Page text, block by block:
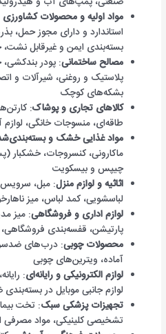
مواد اولیه و محصولات
استاندارد و دارای مجوز حمل،
بسته‌بندی ایمن و غیرقابل
مصالح ساختمانی: پودر
پلاستیک و روغنی، شیرآلات و
بشکه‌های کوچک
کالاهای تجاری و پوشاک:
طاقه‌ای، منسوجات خانگی،
مواد غذایی خشک و
ماکارونی، کنسروجات، خشکبار
چیپس و بیسکویت
اثاثیه و لوازم منزل: مبل، سرویس
لباسشویی، کمد لباس، میز
لوازم اداری و فروشگاهی: میز
پارتیشن، قفسه‌بندی
محصولات چوبی: درب‌های
آماده، ویترین‌های چوبی
لوازم الکترونیکی و رایانه‌ای:
لوازم جانبی موبایل در
تجهیزات پزشکی سبک: تخت
تشخیصی کلینیکی، مواد مصرفی